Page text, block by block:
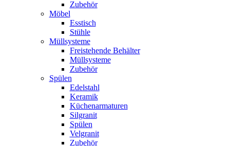
Zubehör
Möbel
Esstisch
Stühle
Müllsysteme
Freistehende Behälter
Müllsysteme
Zubehör
Spülen
Edelstahl
Keramik
Küchenarmaturen
Silgranit
Spülen
Velgranit
Zubehör